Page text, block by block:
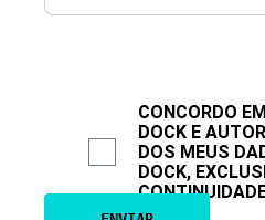
CONCORDO
DOCK E
DOS MEUS
DOCK,